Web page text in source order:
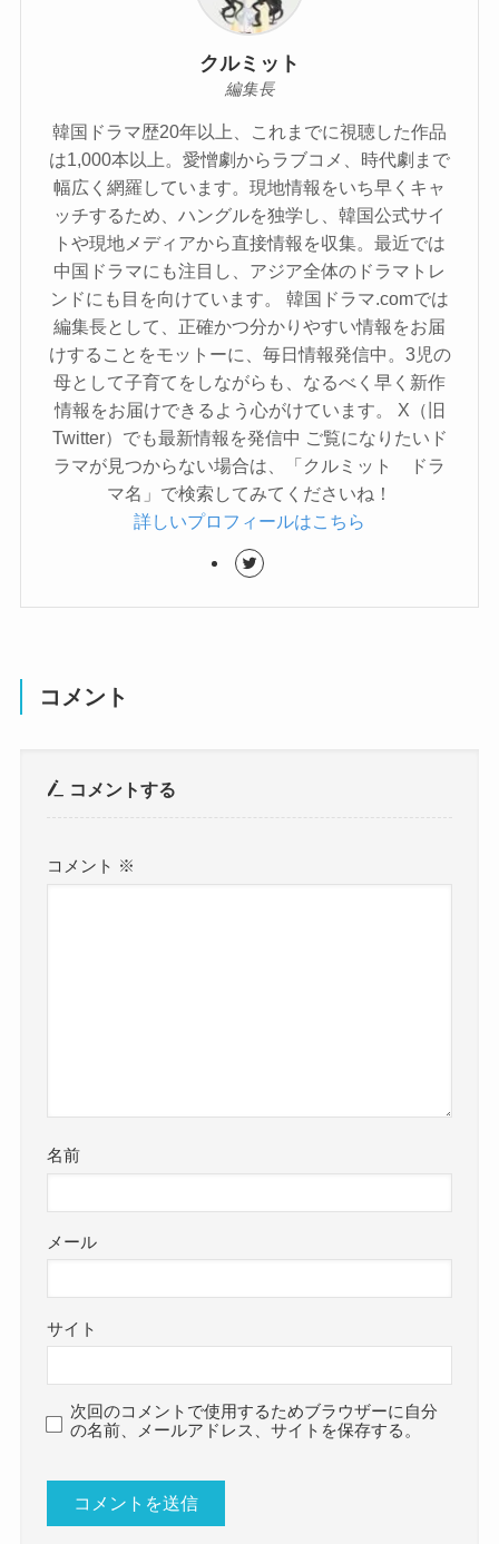
クルミット
編集長
韓国ドラマ歴20年以上、これまでに視聴した作品
は1,000本以上。愛憎劇からラブコメ、時代劇まで
幅広く網羅しています。現地情報をいち早くキャ
ッチするため、ハングルを独学し、韓国公式サイ
トや現地メディアから直接情報を収集。最近では
中国ドラマにも注目し、アジア全体のドラマトレ
ンドにも目を向けています。 韓国ドラマ.comでは
編集長として、正確かつ分かりやすい情報をお届
けすることをモットーに、毎日情報発信中。3児の
母として子育てをしながらも、なるべく早く新作
情報をお届けできるよう心がけています。 X（旧
Twitter）でも最新情報を発信中 ご覧になりたいド
ラマが見つからない場合は、「クルミット ドラ
マ名」で検索してみてくださいね！
詳しいプロフィールはこちら
コメント
コメントする
コメント ※
名前
メール
サイト
次回のコメントで使用するためブラウザーに自分
の名前、メールアドレス、サイトを保存する。